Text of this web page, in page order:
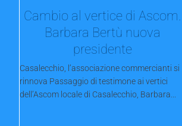
Cambio al vertice di Ascom.
Barbara Bertù nuova
presidente
Casalecchio, l’associazione commercianti si
rinnova Passaggio di testimone ai vertici
dell’Ascom locale di Casalecchio, Barbara...